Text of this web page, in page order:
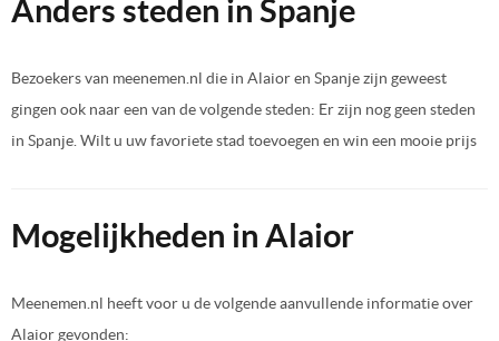
Anders steden in Spanje
Bezoekers van meenemen.nl die in Alaior en Spanje zijn geweest
gingen ook naar een van de volgende steden: Er zijn nog geen steden
in Spanje. Wilt u uw favoriete stad toevoegen en win een mooie prijs
Mogelijkheden in Alaior
Meenemen.nl heeft voor u de volgende aanvullende informatie over
Alaior gevonden: